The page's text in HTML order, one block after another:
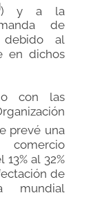
) y a la
de
debido al
en dichos
con las
prevé una
al 32%
de
mundial